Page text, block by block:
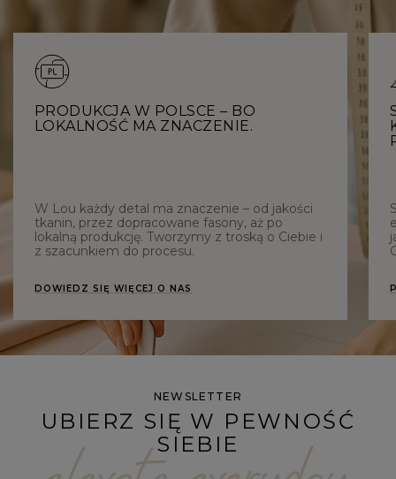
PRODUKCJA W POLSCE – BO
LOKALNOŚĆ MA ZNACZENIE.
W Lou każdy detal ma znaczenie – od jakości
tkanin, przez dopracowane fasony, aż po
lokalną produkcję. Tworzymy z troską o Ciebie i
z szacunkiem do procesu.
DOWIEDZ SIĘ WIĘCEJ O NAS
NEWSLETTER
UBIERZ SIĘ W PEWNOŚĆ
SIEBIE